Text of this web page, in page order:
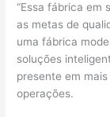
“Essa fábrica em
as metas de
uma fábrica
soluções
presente em
operações.